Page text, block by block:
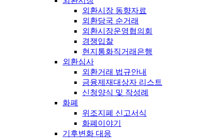
외환시장 동향자료
외환당국 순거래
외환시장운영협의회
경쟁입찰
현지통화직거래은행
외환심사
외환거래 법규안내
금융제재대상자 리스트
신청양식 및 작성례
화폐
위조지폐 신고서식
화폐이야기
기후변화 대응